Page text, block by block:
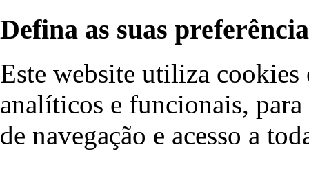
Defina as suas
Este website utiliza cookies
analíticos e funcionais,
de navegação e acesso a